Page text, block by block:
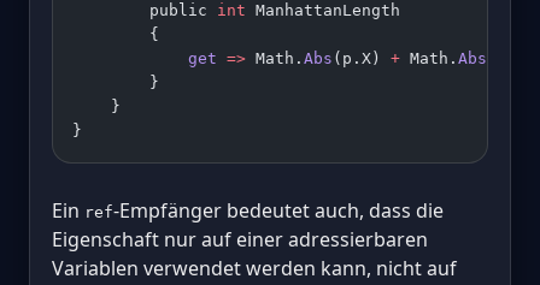
        public
int ManhattanLength
        {
            get
=> Math. Abs (p.X) + Math. Abs
        }
    }
}
Ein ref-Empfänger bedeutet auch, dass die
Eigenschaft nur auf einer adressierbaren
Variablen verwendet werden kann, nicht auf